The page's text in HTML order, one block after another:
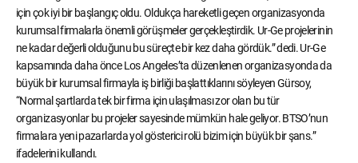
için çok iyi bir başlangıç oldu. Oldukça hareketli geçen organizasyonda
kurumsal firmalarla önemli görüşmeler gerçekleştirdik. Ur-Ge projelerinin
ne kadar değerli olduğunu bu süreçte bir kez daha gördük.” dedi. Ur-Ge
kapsamında daha önce Los Angeles’ta düzenlenen organizasyonda da
büyük bir kurumsal firmayla iş birliği başlattıklarını söyleyen Gürsoy,
“Normal şartlarda tek bir firma için ulaşılması zor olan bu tür
organizasyonlar bu projeler sayesinde mümkün hale geliyor. BTSO’nun
firmalara yeni pazarlarda yol gösterici rolü bizim için büyük bir şans.”
ifadelerini kullandı.